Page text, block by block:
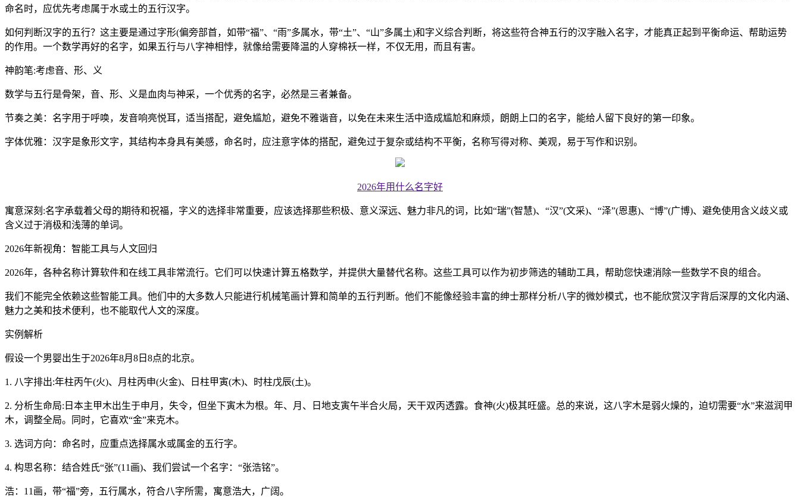
命名时，应优先考虑属于水或土的五行汉字。
如何判断汉字的五行？这主要是通过字形(偏旁部首，如带“福”、“雨”多属水，带“土”、“山”多属土)和字义综合判断，将这些符合神五行的汉字融入名字，才能真正起到平衡命运、帮助运势
的作用。一个数学再好的名字，如果五行与八字神相悖，就像给需要降温的人穿棉袄一样，不仅无用，而且有害。
神韵笔:考虑音、形、义
数学与五行是骨架，音、形、义是血肉与神采，一个优秀的名字，必然是三者兼备。
节奏之美：名字用于呼唤，发音响亮悦耳，适当搭配，避免尴尬，避免不雅谐音，以免在未来生活中造成尴尬和麻烦，朗朗上口的名字，能给人留下良好的第一印象。
字体优雅：汉字是象形文字，其结构本身具有美感，命名时，应注意字体的搭配，避免过于复杂或结构不平衡，名称写得对称、美观，易于写作和识别。
2026年用什么名字好
寓意深刻:名字承载着父母的期待和祝福，字义的选择非常重要，应该选择那些积极、意义深远、魅力非凡的词，比如“瑞”(智慧)、“汉”(文采)、“泽”(恩惠)、“博”(广博)、避免使用含义歧义或
含义过于消极和浅薄的单词。
2026年新视角：智能工具与人文回归
2026年，各种名称计算软件和在线工具非常流行。它们可以快速计算五格数学，并提供大量替代名称。这些工具可以作为初步筛选的辅助工具，帮助您快速消除一些数学不良的组合。
我们不能完全依赖这些智能工具。他们中的大多数人只能进行机械笔画计算和简单的五行判断。他们不能像经验丰富的绅士那样分析八字的微妙模式，也不能欣赏汉字背后深厚的文化内涵、
魅力之美和技术便利，也不能取代人文的深度。
实例解析
假设一个男婴出生于2026年8月8日8点的北京。
1. 八字排出:年柱丙午(火)、月柱丙申(火金)、日柱甲寅(木)、时柱戊辰(土)。
2. 分析生命局:日本主甲木出生于申月，失令，但坐下寅木为根。年、月、日地支寅午半合火局，天干双丙透露。食神(火)极其旺盛。总的来说，这八字木是弱火燥的，迫切需要“水”来滋润甲
木，调整全局。同时，它喜欢“金”来克木。
3. 选词方向：命名时，应重点选择属水或属金的五行字。
4. 构思名称：结合姓氏“张”(11画)、我们尝试一个名字：“张浩铭”。
浩：11画，带“福”旁，五行属水，符合八字所需，寓意浩大，广阔。